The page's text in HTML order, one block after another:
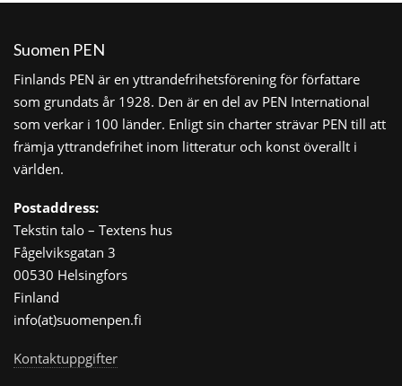
Suomen PEN
Finlands PEN är en yttrandefrihetsförening för författare
som grundats år 1928. Den är en del av PEN International
som verkar i 100 länder. Enligt sin charter strävar PEN till att
främja yttrandefrihet inom litteratur och konst överallt i
världen.
Postaddress:
Tekstin talo – Textens hus
Fågelviksgatan 3
00530 Helsingfors
Finland
info(at)suomenpen.fi
Kontaktuppgifter